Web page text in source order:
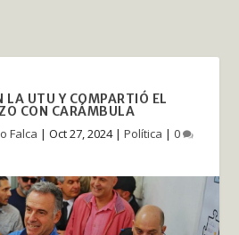
LA UTU Y COMPARTIÓ EL
CON CARÁMBULA
Falca | Oct 27, 2024| Política | 0